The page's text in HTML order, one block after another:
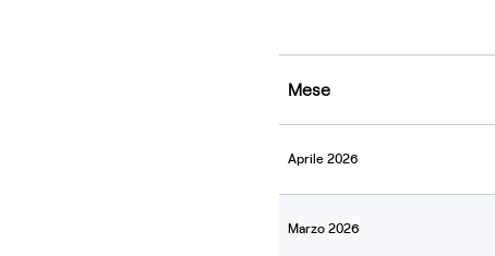
Mese
Aprile 2026
Marzo 2026